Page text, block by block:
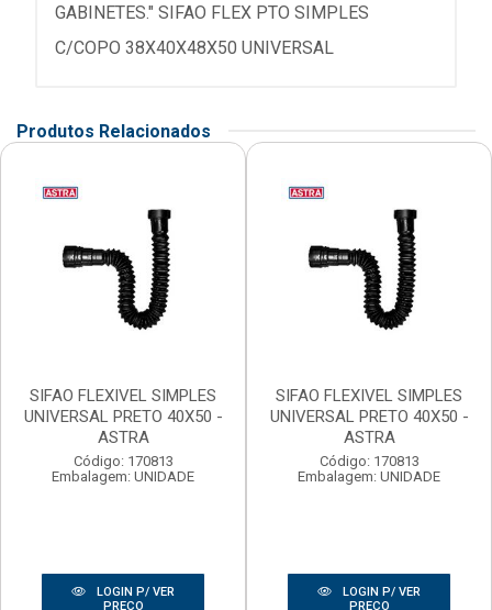
GABINETES." SIFAO FLEX PTO SIMPLES
C/COPO 38X40X48X50 UNIVERSAL
Produtos Relacionados
SIFAO FLEXIVEL SIMPLES
UNIVERSAL PRETO 40X50 -
ASTRA
Código: 170813
Embalagem: UNIDADE
LOGIN P/ VER
PREÇO
SIFAO FLEXIVEL SIMPLES
UNIVERSAL PRETO 40X50 -
ASTRA
Código: 170813
Embalagem: UNIDADE
LOGIN P/ VER
PREÇO